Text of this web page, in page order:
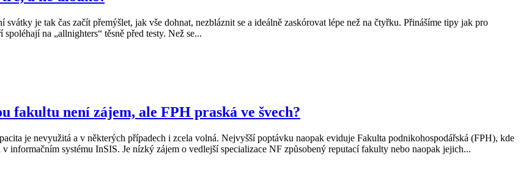
je tak čas začít přemýšlet, jak vše dohnat, nezbláznit se a ideálně zaskórovat lépe než na čtyřku. Přinášíme tipy jak pro
na „allnighters“ těsně před testy. Než se...
fakultu není zájem, ale FPH praská ve švech?
je nevyužitá a v některých případech i zcela volná. Nejvyšší poptávku naopak eviduje Fakulta podnikohospodářská (FPH), kde
informačním systému InSIS. Je nízký zájem o vedlejší specializace NF způsobený reputací fakulty nebo naopak jejich...